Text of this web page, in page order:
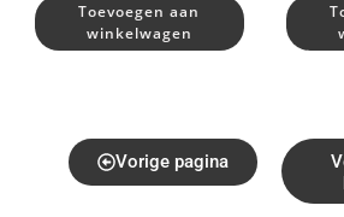
Toevoegen aan
winkelwagen
Vorige pagina